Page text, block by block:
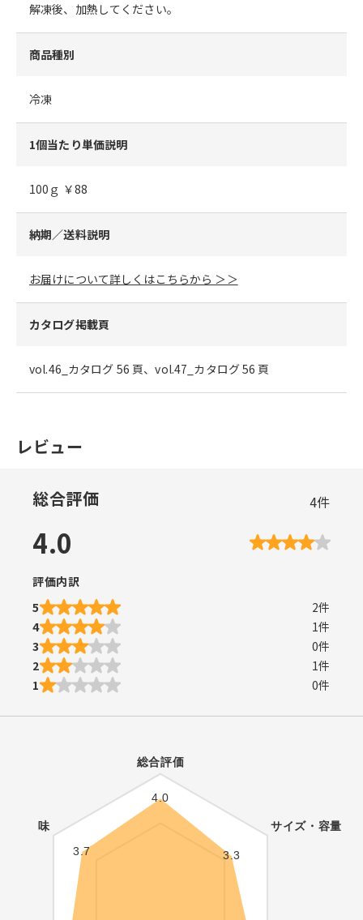
解凍後、加熱してください。
商品種別
冷凍
1個当たり単価説明
100ｇ ￥88
納期／送料説明
お届けについて詳しくはこちらから ＞＞
カタログ掲載頁
vol.46_カタログ 56 頁、vol.47_カタログ 56 頁
レビュー
総合評価 4件
4.0
評価内訳
5
2件
4
1件
3
0件
2
1件
1
0件